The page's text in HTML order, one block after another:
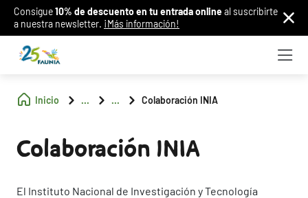
Consigue10% de descuento en tu entrada onlineal suscribirte
a nuestra newsletter. ¡Más información!
Inicio ... ... Colaboración INIA
Colaboración INIA
El Instituto Nacional de Investigación y Tecnología